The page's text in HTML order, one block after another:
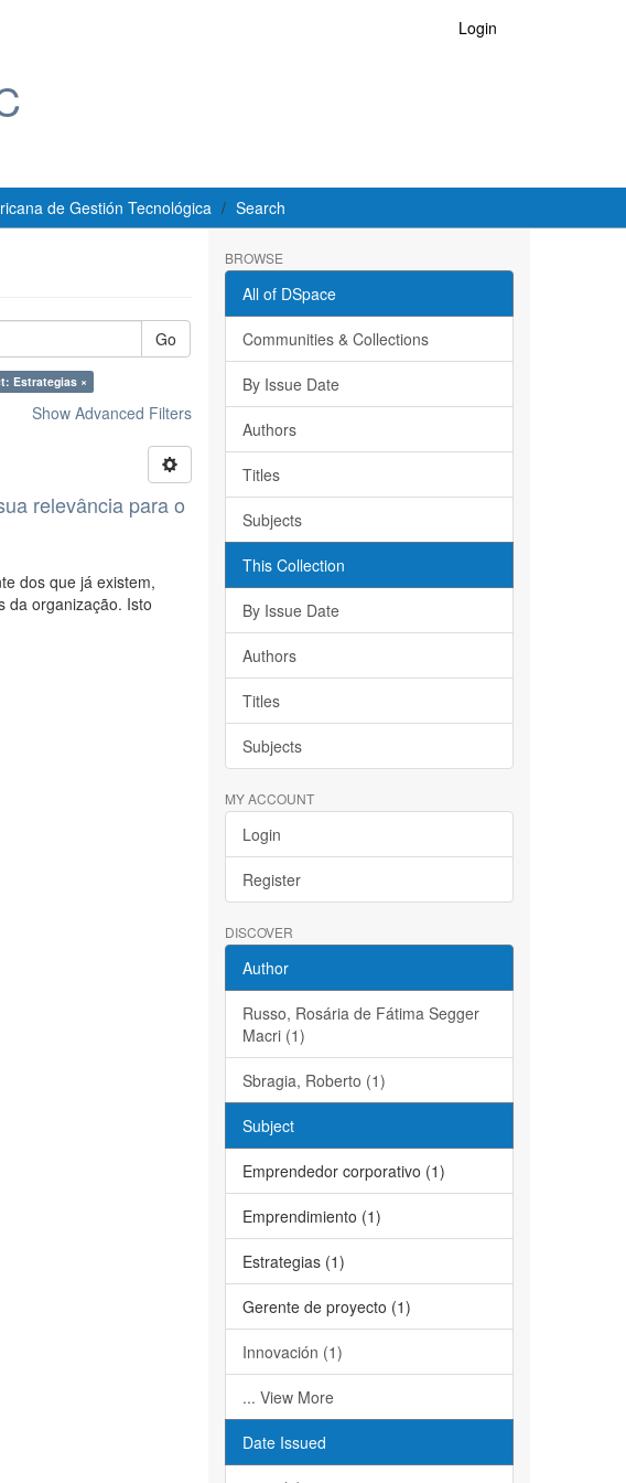
Login
de Gestión Tecnológica Search
Go
Estrategias ×
Show Advanced Filters
relevância para o
dos que já existem,
da organização. Isto
BROWSE
All of DSpace
Communities & Collections
By Issue Date
Authors
Titles
Subjects
This Collection
By Issue Date
Authors
Titles
Subjects
MY ACCOUNT
Login
Register
DISCOVER
Author
Russo, Rosária de Fátima Segger
Macri (1)
Sbragia, Roberto (1)
Subject
Emprendedor corporativo (1)
Emprendimiento (1)
Estrategias (1)
Gerente de proyecto (1)
Innovación (1)
... View More
Date Issued